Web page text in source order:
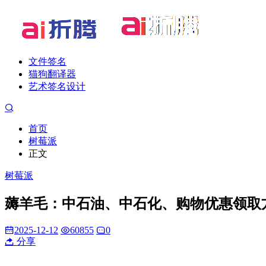
文件签名
猫狗翻译器
艺术签名设计
首页
树莓派
正文
树莓派
薅羊毛：中石油、中石化、购物优惠领取
2025-12-12 60855
0
分享